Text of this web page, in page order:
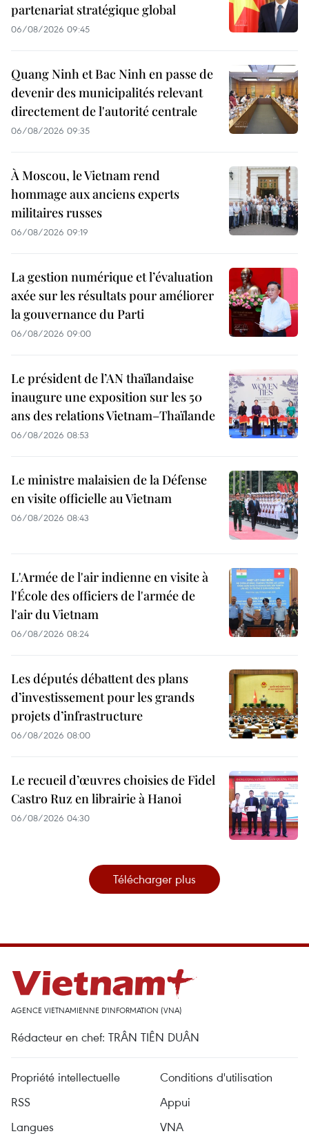
partenariat stratégique global
06/08/2026 09:45
Quang Ninh et Bac Ninh en passe de
devenir des municipalités relevant
directement de l'autorité centrale
06/08/2026 09:35
À Moscou, le Vietnam rend
hommage aux anciens experts
militaires russes
06/08/2026 09:19
La gestion numérique et l’évaluation
axée sur les résultats pour améliorer
la gouvernance du Parti
06/08/2026 09:00
Le président de l’AN thaïlandaise
inaugure une exposition sur les 50
ans des relations Vietnam–Thaïlande
06/08/2026 08:53
Le ministre malaisien de la Défense
en visite officielle au Vietnam
06/08/2026 08:43
L'Armée de l'air indienne en visite à
l'École des officiers de l'armée de
l'air du Vietnam
06/08/2026 08:24
Les députés débattent des plans
d’investissement pour les grands
projets d’infrastructure
06/08/2026 08:00
Le recueil d’œuvres choisies de Fidel
Castro Ruz en librairie à Hanoi
06/08/2026 04:30
Télécharger plus
AGENCE VIETNAMIENNE D'INFORMATION (VNA)
Rédacteur en chef: TRÂN TIÊN DUÂN
Propriété intellectuelle
Conditions d'utilisation
RSS
Appui
Langues
VNA